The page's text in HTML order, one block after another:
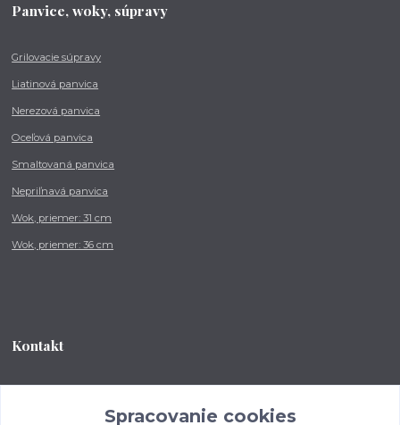
Panvice, woky, súpravy
Grilovacie súpravy
Liatinová panvica
Nerezová panvica
Oceľová panvica
Smaltovaná panvica
Nepriľnavá panvica
Wok, priemer: 31 cm
Wok, priemer: 36 cm
Kontakt
od 8:00 - do 16:00 hodSpracovanie cookies